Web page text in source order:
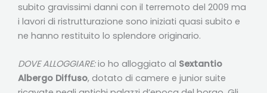
subito gravissimi danni con il terremoto del 2009 ma
i lavori di ristrutturazione sono iniziati quasi subito e
ne hanno restituito lo splendore originario.
DOVE ALLOGGIARE:io ho alloggiato al Sextantio
Albergo Diffuso, dotato di camere e junior suite